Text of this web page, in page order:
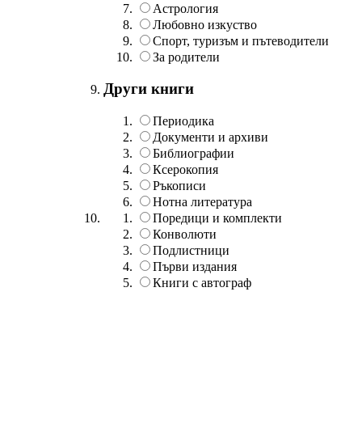
Астрология
Любовно изкуство
Спорт, туризъм и пътеводители
За родители
Други книги
Периодика
Документи и архиви
Библиографии
Ксерокопия
Ръкописи
Нотна литература
Поредици и комплекти
Конволюти
Подлистници
Първи издания
Книги с автограф